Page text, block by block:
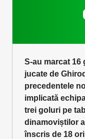
S-au marcat
jucate de
precedentele
implicată
trei goluri pe
dinamoviștilor
înscris de 18